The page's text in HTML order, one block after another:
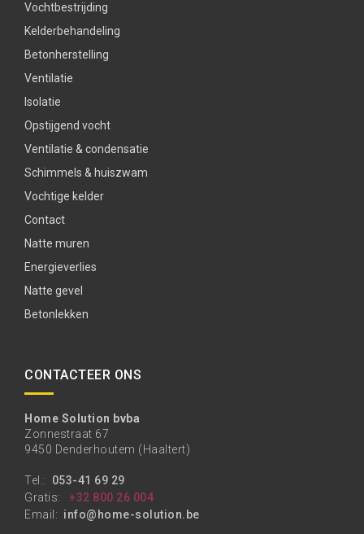
Vochtbestrijding
Kelderbehandeling
Betonherstelling
Ventilatie
Isolatie
Opstijgend vocht
Ventilatie & condensatie
Schimmels & huiszwam
Vochtige kelder
Contact
Natte muren
Energieverlies
Natte gevel
Betonlekken
CONTACTEER ONS
Home Solution bvba
Zonnestraat 67
9450 Denderhoutem (Haaltert)
Tel.: 053-41 69 29
Gratis:
+32 800 26 004
Email: info@home-solution.be